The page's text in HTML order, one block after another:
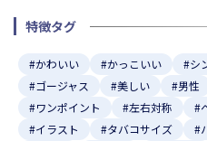
特徴タグ
#かわいい #かっこいい #シ
#ゴージャス
#美しい #男性
#ワンポイント
#左右対称 #
#イラスト
#タバコサイズ #